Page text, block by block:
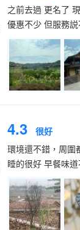
之前去過 更名了
優惠不少 但服務
4.3 很好
環境還不錯，周圍
睡的很好 早餐味